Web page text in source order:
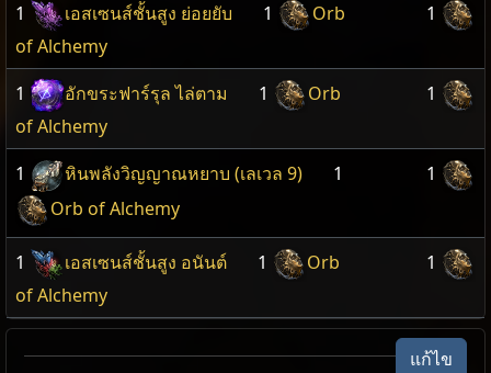
1 เอสเซนส์ชั้นสูง ย่อยยับ 1
Orb
of Alchemy
1
1 อักขระฟาร์รุล ไล่ตาม 1
Orb
of Alchemy
1
1 หินพลังวิญญาณหยาบ (เลเวล 9)
1
Orb of Alchemy
1
1 เอสเซนส์ชั้นสูง อนันต์ 1
Orb
of Alchemy
1
แก้ไข